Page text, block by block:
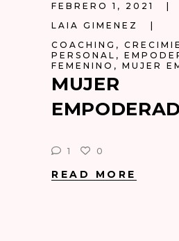
FEBRERO 1, 2021
LAIA GIMENEZ
COACHING ,
PERSONAL ,
FEMENINO , MUJER
MUJER
1 0
READ MORE